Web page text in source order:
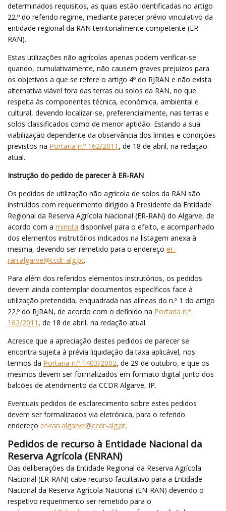
determinados requisitos, as quais estão identificadas no artigo
22.º do referido regime, mediante parecer prévio vinculativo da
entidade regional da RAN territorialmente competente (ER-
RAN).
Estas utilizações não agrícolas apenas podem verificar-se
quando, cumulativamente, não causem graves prejuízos para
os objetivos a que se refere o artigo 4º do RJRAN e não exista
alternativa viável fora das terras ou solos da RAN, no que
respeita às componentes técnica, económica, ambiental e
cultural, devendo localizar-se, preferencialmente, nas terras e
solos classificados como de menor aptidão. Estando a sua
viabilização dependente da observância dos limites e condições
previstos na Portaria n.º 162/2011 , de 18 de abril, na redação
atual.
Instrução do pedido de parecer à ER-RAN
Os pedidos de utilização não agrícola de solos da RAN são
instruídos com requerimento dirigido à Presidente da Entidade
Regional da Reserva Agrícola Nacional (ER-RAN) do Algarve, de
acordo com a minuta disponível para o efeito, e acompanhado
dos elementos instrutórios indicados na listagem anexa à
mesma, devendo ser remetido para o endereço er-
ran.algarve@ccdr-alg.pt.
Para além dos referidos elementos instrutórios, os pedidos
devem ainda contemplar documentos específicos face à
utilização pretendida, enquadrada nas alíneas do n.º 1 do artigo
22.º do RJRAN, de acordo com o definido na Portaria n.º
162/2011 , de 18 de abril, na redação atual.
Acresce que a apreciação destes pedidos de parecer se
encontra sujeita à prévia liquidação da taxa aplicável, nos
termos da Portaria n.º 1403/2002, de 29 de outubro, e que os
mesmos devem ser formalizados em formato digital junto dos
balcões de atendimento da CCDR Algarve, IP.
Eventuais pedidos de esclarecimento sobre estes pedidos
devem ser formalizados via eletrónica, para o referido
endereço er-ran.algarve@ccdr-alg.pt.
Pedidos de recurso à Entidade Nacional da
Reserva Agrícola (ENRAN)
Das deliberações da Entidade Regional da Reserva Agrícola
Nacional (ER-RAN) cabe recurso facultativo para a Entidade
Nacional da Reserva Agrícola Nacional (EN-RAN) devendo o
respetivo requerimento ser remetido para o